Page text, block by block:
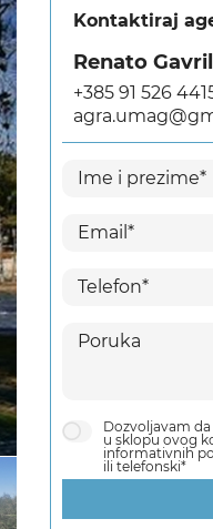
Kontaktiraj
Renato
+385 91 526
Dozvoljavam
u sklopu ovog
informativnih
ili telefonski*